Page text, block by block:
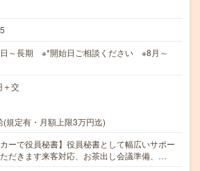
日～長期 ※*開始日ご相談ください ※8月～
＋交
(規定有・月額上限3万円迄)
カーで役員秘書】役員秘書として幅広いサポー
ただきます来客対応、お茶出し会議準備、…